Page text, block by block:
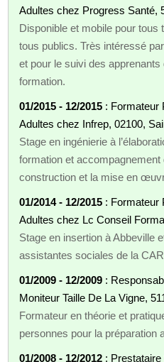
Adultes chez Progress Santé,
Disponible et mobile pour tous
tous publics. Très intéressé
et pour le suivi des
formation.
01/2015 - 12/2015 : Formateur
Adultes chez Infrep, 02100,
Stage en ingénierie à
formation et accompagnement
construction et la mise en
01/2014 - 12/2015 : Formateur
Adultes chez Lc Conseil
Stage en insertion à Abbeville
assistantes sociales de la
01/2009 - 12/2009 :
Moniteur Taille De La Vigne,
Formateur en théorie et
personnes pour la préparation
01/2008 - 12/2012 :